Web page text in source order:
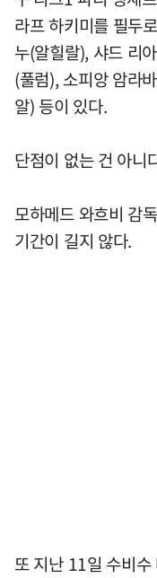
라프 하키미를 필두
누(알힐랄), 샤드 리
(풀럼), 소피앙 암라
알) 등이 있다.
단점이 없는 건 아니
모하메드 와흐비 감
기간이 길지 않다.
또 지난 11일 수비